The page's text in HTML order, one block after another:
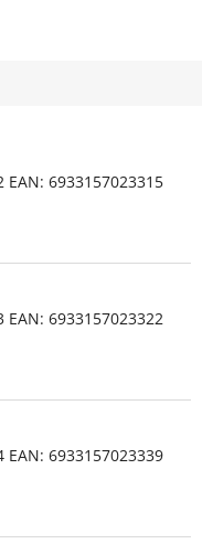
EAN: 6933157023315
EAN: 6933157023322
EAN: 6933157023339